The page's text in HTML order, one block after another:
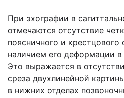
При эхографии в
отмечаются отсутствие
поясничного и крестцового
наличием его деформации в
Это выражается в
среза двухлинейной
в нижних отделах